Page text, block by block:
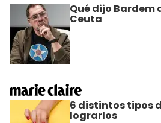
Qué dijo Bardem
Ceuta
6 distintos tipos
lograrlos